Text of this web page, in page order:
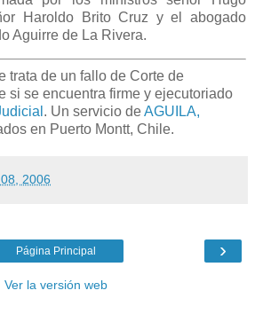
Haroldo Brito Cruz y el abogado
Aguirre de La Rivera.
trata de un fallo de Corte de
si se encuentra firme y ejecutoriado
. Un servicio deAGUILA,
en Puerto Montt, Chile.
2006
›
Página Principal
Ver la versión web